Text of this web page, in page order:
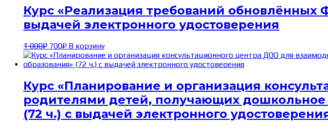
1 000₽.
Курс «Реализация требований обновлённых
выдачей электронного удостоверения
1 000₽ Первоначальная
цена
составляла
700₽Текущая
цена:
700₽.
В корзину
Курс «Планирование и организация
родителями детей, получающих дошкольное
(72 ч.) с выдачей электронного